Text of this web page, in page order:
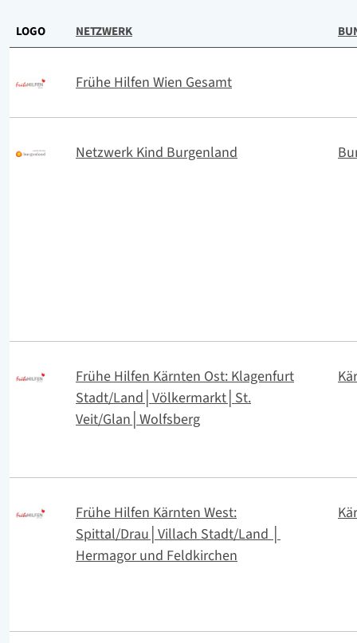
1 - 20 von 30 Treffer werden angezeigt
LOGO NETZWERK
Frühe Hilfen Wien Gesamt
Netzwerk Kind Burgenland
Frühe Hilfen Kärnten Ost: Klagenfurt
Stadt/Land│Völkermarkt│St.
Veit/Glan│Wolfsberg
Frühe Hilfen Kärnten West:
Spittal/Drau│Villach Stadt/Land │
Hermagor und Feldkirchen